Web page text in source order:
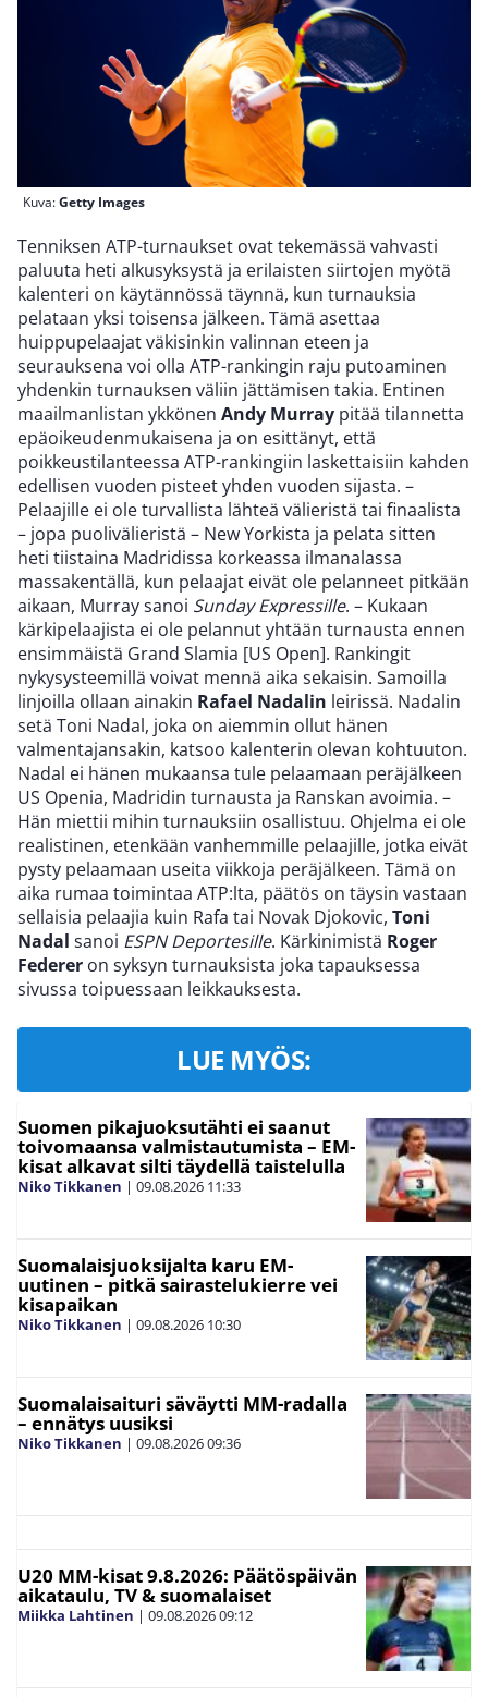
Kuva:Getty Images
Tenniksen ATP-turnaukset ovat tekemässä vahvasti
paluuta heti alkusyksystä ja erilaisten siirtojen myötä
kalenteri on käytännössä täynnä, kun turnauksia
pelataan yksi toisensa jälkeen. Tämä asettaa
huippupelaajat väkisinkin valinnan eteen ja
seurauksena voi olla ATP-rankingin raju putoaminen
yhdenkin turnauksen väliin jättämisen takia. Entinen
maailmanlistan ykkönen Andy Murray pitää tilannetta
epäoikeudenmukaisena ja on esittänyt, että
poikkeustilanteessa ATP-rankingiin laskettaisiin kahden
edellisen vuoden pisteet yhden vuoden sijasta. –
Pelaajille ei ole turvallista lähteä välieristä tai finaalista
– jopa puolivälieristä – New Yorkista ja pelata sitten
heti tiistaina Madridissa korkeassa ilmanalassa
massakentällä, kun pelaajat eivät ole pelanneet pitkään
aikaan, Murray sanoi Sunday Expressille. – Kukaan
kärkipelaajista ei ole pelannut yhtään turnausta ennen
ensimmäistä Grand Slamia [US Open]. Rankingit
nykysysteemillä voivat mennä aika sekaisin. Samoilla
linjoilla ollaan ainakin Rafael Nadalin leirissä. Nadalin
setä Toni Nadal, joka on aiemmin ollut hänen
valmentajansakin, katsoo kalenterin olevan kohtuuton.
Nadal ei hänen mukaansa tule pelaamaan peräjälkeen
US Openia, Madridin turnausta ja Ranskan avoimia. –
Hän miettii mihin turnauksiin osallistuu. Ohjelma ei ole
realistinen, etenkään vanhemmille pelaajille, jotka eivät
pysty pelaamaan useita viikkoja peräjälkeen. Tämä on
aika rumaa toimintaa ATP:lta, päätös on täysin vastaan
sellaisia pelaajia kuin Rafa tai Novak Djokovic, Toni
Nadal sanoi ESPN Deportesille. Kärkinimistä Roger
Federer on syksyn turnauksista joka tapauksessa
sivussa toipuessaan leikkauksesta.
LUE MYÖS:
Suomen pikajuoksutähti ei saanut
toivomaansa valmistautumista – EM-
kisat alkavat silti täydellä taistelulla
Niko Tikkanen | 09.08.2026 11:33
Suomalaisjuoksijalta karu EM-
uutinen – pitkä sairastelukierre vei
kisapaikan
Niko Tikkanen | 09.08.2026 10:30
Suomalaisaituri säväytti MM-radalla
– ennätys uusiksi
Niko Tikkanen | 09.08.202609:36
U20 MM-kisat 9.8.2026: Päätöspäivän
aikataulu, TV & suomalaiset
Miikka Lahtinen | 09.08.202609:12